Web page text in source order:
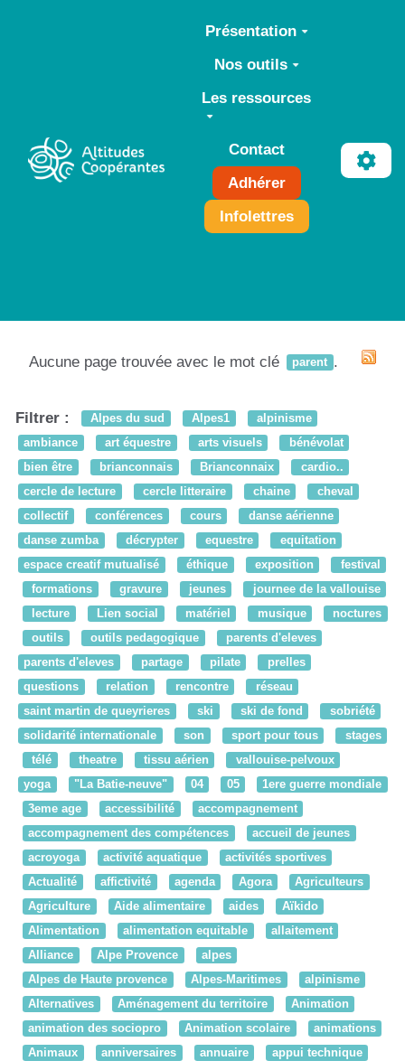
Aller au contenu principal
Présentation
Nos outils
Les ressources
Contact
Adhérer
Infolettres
Aucune page trouvée avec le mot clé parent .
Filtrer : Alpes du sud Alpes1
alpinisme
ambiance
art équestre arts visuels
bénévolat
bien être
brianconnais Brianconnaix
cardio..
cercle de lecture
cercle litteraire chaine
cheval
collectif
conférences cours
danse aérienne
danse zumba
décrypter equestre
equitation
espace creatif mutualisé
éthique exposition
festival
formations
gravure jeunes
journee de la vallouise
lecture
Lien social matériel musique
noctures
outils
outils pedagogique
parents d'eleves
parents d'eleves
partage pilate
prelles
questions
relation rencontre
réseau
saint martin de queyrieres
ski ski de fond
sobriété
solidarité internationale
son sport pour tous
stages
télé
theatre tissu aérien
vallouise-pelvoux
yoga
"La Batie-neuve" 04 05
1ere guerre mondiale
3eme age
accessibilité
accompagnement
accompagnement des compétences
accueil de jeunes
acroyoga
activité aquatique
activités sportives
Actualité
affictivité agenda Agora
Agriculteurs
Agriculture
Aide alimentaire aides
Aïkido
Alimentation
alimentation equitable
allaitement
Alliance
Alpe Provence
alpes
Alpes de Haute provence
Alpes-Maritimes
alpinisme
Alternatives
Aménagement du territoire
Animation
animation des sociopro
Animation scolaire
animations
Animaux
anniversaires annuaire
appui technique